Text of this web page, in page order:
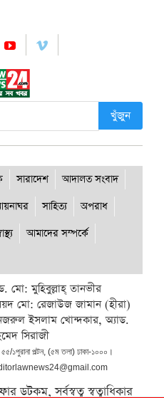
খুঁজুন
সারাদেশ
আদালত সংবাদ
সাহিত্য
অপরাধ
আমাদের সম্পর্কে
মো: মুহিবুল্লাহ্ তানভীর
মো: রেজাউজ জামান (হীরা)
ইসলাম খোন্দকার, অ্যাড.
সিরাজী
৫৫/১পুরানা পল্টন, (৫ম তলা) ঢাকা-১০০০।
সর্বস্বত্ব স্বত্বাধিকার